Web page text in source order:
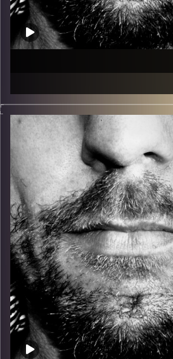
של הופעות חיות. הרבה ג'אם, רוק,
בלוז, bluegrass, ג'אז, Fאנק, פרוגרסיב ואפילו אלקטרוניקה.
David